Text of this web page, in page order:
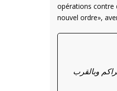
opérations contre
nouvel ordre»,
وبالقرب